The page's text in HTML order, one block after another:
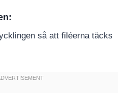
så att filéerna täcks